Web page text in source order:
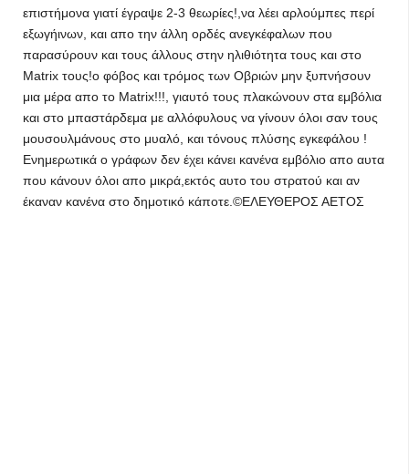
επιστήμονα γιατί έγραψε 2-3 θεωρίες!,να λέει αρλούμπες περί
εξωγήινων, και απο την άλλη ορδές ανεγκέφαλων που
παρασύρουν και τους άλλους στην ηλιθιότητα τους και στο
Matrix τους!ο φόβος και τρόμος των Οβριών μην ξυπνήσουν
μια μέρα απο το Matrix!!!, γιαυτό τους πλακώνουν στα εμβόλια
και στο μπαστάρδεμα με αλλόφυλους να γίνουν όλοι σαν τους
μουσουλμάνους στο μυαλό, και τόνους πλύσης εγκεφάλου !
Ενημερωτικά ο γράφων δεν έχει κάνει κανένα εμβόλιο απο αυτα
που κάνουν όλοι απο μικρά,εκτός αυτο του στρατού και αν
έκαναν κανένα στο δημοτικό κάποτε.©ΕΛΕΥΘΕΡΟΣ ΑΕΤΟΣ